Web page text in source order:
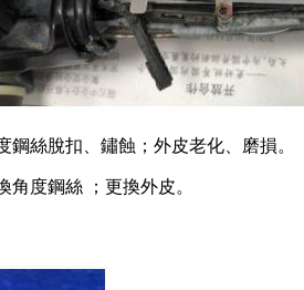
鋼絲脫扣、鏽蝕；外皮老化、磨損。
角度鋼絲 ；更換外皮。